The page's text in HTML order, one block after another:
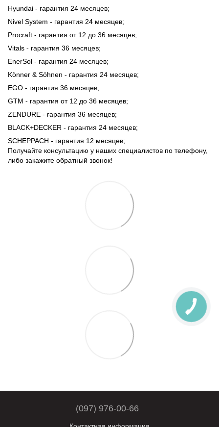
Hyundai - гарантия 24 месяцев;
Nivel System - гарантия 24 месяцев;
Procraft - гарантия от 12 до 36 месяцев;
Vitals - гарантия 36 месяцев;
EnerSol - гарантия 24 месяцев;
Könner & Söhnen - гарантия 24 месяцев;
EGO - гарантия 36 месяцев;
GTM - гарантия от 12 до 36 месяцев;
ZENDURE - гарантия 36 месяцев;
BLACK+DECKER - гарантия 24 месяцев;
SCHEPPACH - гарантия 12 месяцев;
Получайте консультацию у наших специалистов по телефону,
либо закажите обратный звонок!
(097) 976-00-66